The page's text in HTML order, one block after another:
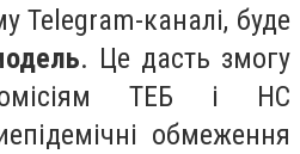
Telegram-каналі, буде
. Це дасть змогу
ТЕБ і НС
обмеження